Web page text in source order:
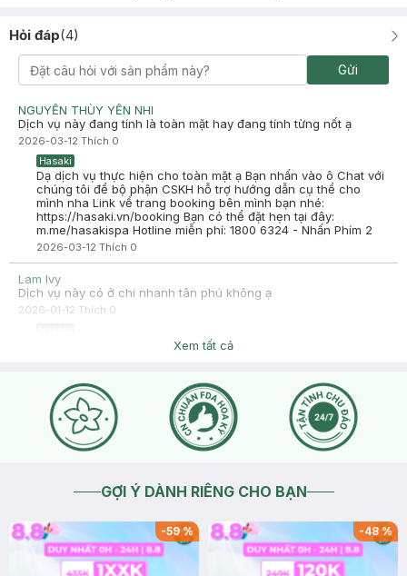
Hỏi đáp(4)
Gửi
NGUYỀN THÙY YẾN NHI
Dịch vụ này đang tính là toàn mặt hay đang tính từng nốt ạ
2026-03-12 Thích 0
Hasaki
Dạ dịch vụ thực hiện cho toàn mặt ạ Bạn nhấn vào ô Chat với
chúng tôi để bộ phận CSKH hỗ trợ hướng dẫn cụ thể cho
mình nha Link về trang booking bên mình bạn nhé:
https://hasaki.vn/booking Bạn có thể đặt hẹn tại đây:
m.me/hasakispa Hotline miễn phí: 1800 6324 - Nhấn Phím 2
2026-03-12 Thích 0
Lam Ivy
Dịch vụ này có ở chi nhanh tân phú không ạ
2026-01-12 Thích 0
Dạ công nghệ toning pico chưa có tại Tân Phú ạ Để được tư
Hotline -Tư vấn: 1800 6324 -Nhấn Phím 2 (Miễn phí)
2026-01-13 Thích
Xem tất cả
GỢI Ý DÀNH RIÊNG CHO BẠN
-59% -48%